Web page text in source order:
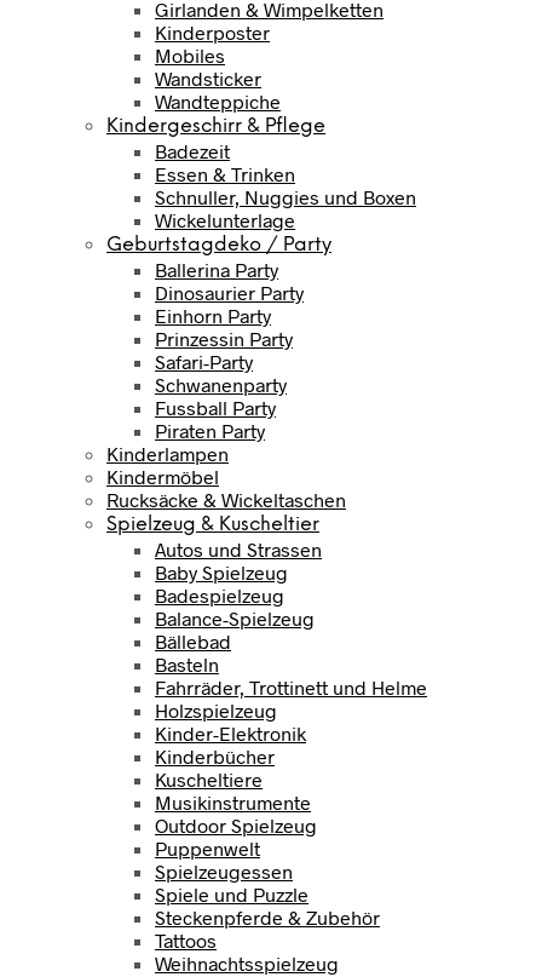
Girlanden & Wimpelketten
Kinderposter
Mobiles
Wandsticker
Wandteppiche
Kindergeschirr & Pflege
Badezeit
Essen & Trinken
Schnuller, Nuggies und Boxen
Wickelunterlage
Geburtstagdeko / Party
Ballerina Party
Dinosaurier Party
Einhorn Party
Prinzessin Party
Safari-Party
Schwanenparty
Fussball Party
Piraten Party
Kinderlampen
Kindermöbel
Rucksäcke & Wickeltaschen
Spielzeug & Kuscheltier
Autos und Strassen
Baby Spielzeug
Badespielzeug
Balance-Spielzeug
Bällebad
Basteln
Fahrräder, Trottinett und Helme
Holzspielzeug
Kinder-Elektronik
Kinderbücher
Kuscheltiere
Musikinstrumente
Outdoor Spielzeug
Puppenwelt
Spielzeugessen
Spiele und Puzzle
Steckenpferde & Zubehör
Tattoos
Weihnachtsspielzeug